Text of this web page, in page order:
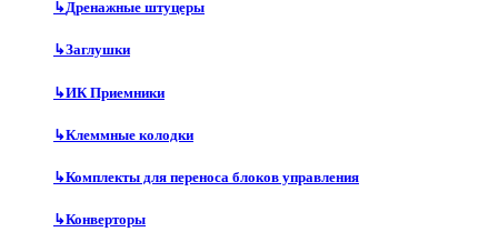
↳Дренажные штуцеры
↳Заглушки
↳ИК Приемники
↳Клеммные колодки
↳Комплекты для переноса блоков управления
↳Конверторы